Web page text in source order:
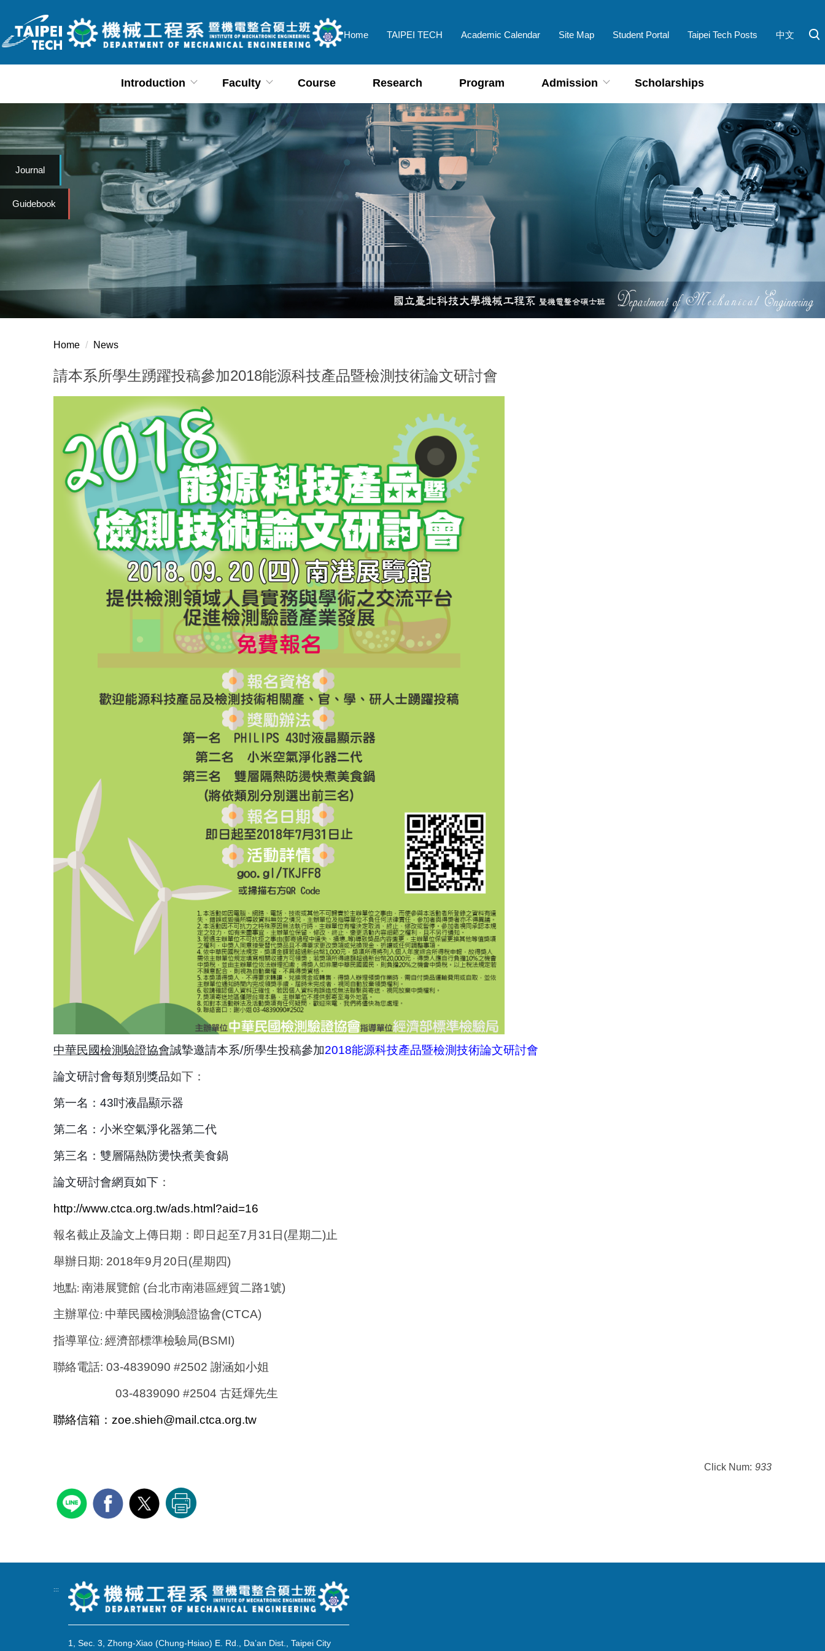
the
Home TAIPEI TECH Academic Calendar Site Map Student Portal Taipei Tech Posts 中文
Introduction Faculty Course Research Program Admission Scholarships
Journal
Guidebook
banner
Home News
請本系所學生踴躍投稿參加2018能源科技產品暨檢測技術論文研討會
中華民國檢測驗證協會誠摯邀請本系/所學生投稿參加2018能源科技產品暨檢測技術論文研討會
論文研討會每類別獎品如下：
第一名： 43吋液晶顯示器
第二名：小米空氣淨化器第二代
第三名：雙層隔熱防燙快煮美食鍋
論文研討會網頁如下 ：
http://www.ctca.org.tw/ads.html?aid=16
報名截止及論文上傳日期：即日起至7月 31 日 (星期二)止
舉辦日期: 2018年9月 20 日 (星期四)
地點: 南港展覽館 (台北市南港區經貿二路1號)
主辦單位: 中華民國檢測驗證協會(CTCA)
指導單位: 經濟部標準檢驗局(BSMI)
聯絡電話: 03-4839090 #2502 謝涵如小姐
03-4839090 #2504 古廷煇先生
聯絡信箱： zoe.shieh@mail.ctca.org.tw
Click Num: 933
:::
1, Sec. 3, Zhong-Xiao (Chung-Hsiao) E. Rd., Da’an Dist., Taipei City